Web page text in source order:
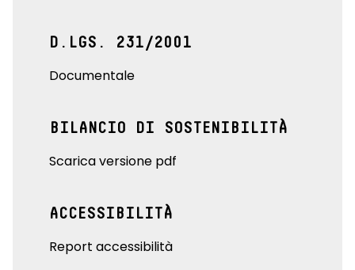
D.LGS. 231/2001
Documentale
BILANCIO DI SOSTENIBILITÀ
Scarica versione pdf
ACCESSIBILITÀ
Report accessibilità